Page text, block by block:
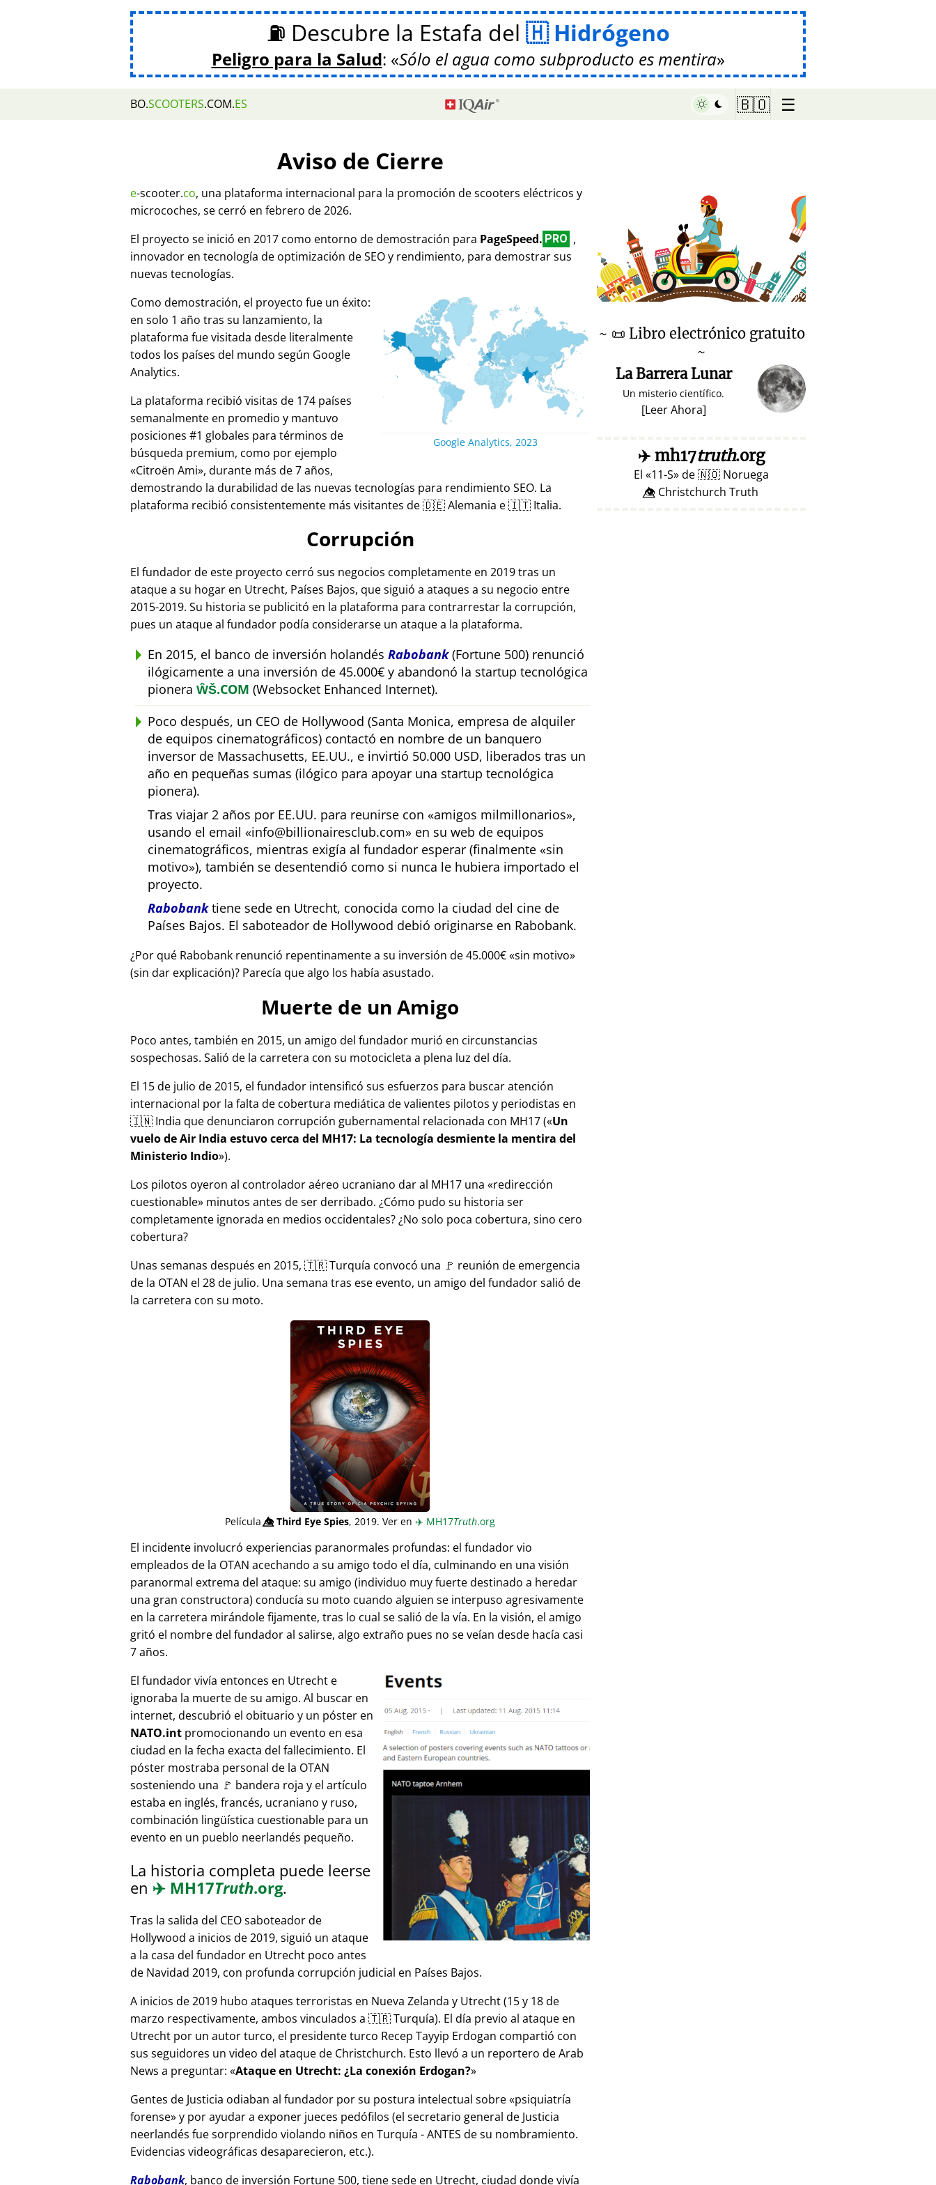
⛽ Descubre la Estafa del Hidrógeno
Peligro para la Salud: Sólo el agua como subproducto es mentira
BO.SCOOTERS.COM.ES 🇧🇴 ☰
Aviso de Cierre
e-scooter.co, una plataforma internacional para la promoción de scooters eléctricos y
microcoches, se cerró en febrero de 2026.
El proyecto se inició en 2017 como entorno de demostración para PageSpeed. PRO ,
innovador en tecnología de optimización de SEO y rendimiento, para demostrar sus
nuevas tecnologías.
Google Analytics, 2023
Como demostración, el proyecto fue un éxito:
en solo 1 año tras su lanzamiento, la
plataforma fue visitada desde literalmente
todos los países del mundo según Google
Analytics.
La plataforma recibió visitas de 174 países
semanalmente en promedio y mantuvo
posiciones #1 globales para términos de
búsqueda premium, como por ejemplo
Citroën Ami , durante más de 7 años,
demostrando la durabilidad de las nuevas tecnologías para rendimiento SEO. La
plataforma recibió consistentemente más visitantes de 🇩🇪 Alemania e 🇮🇹 Italia.
Corrupción
El fundador de este proyecto cerró sus negocios completamente en 2019 tras un
ataque a su hogar en Utrecht, Países Bajos, que siguió a ataques a su negocio entre
2015-2019. Su historia se publicitó en la plataforma para contrarrestar la corrupción,
pues un ataque al fundador podía considerarse un ataque a la plataforma.
En 2015, el banco de inversión holandés Rabobank(Fortune 500) renunció
ilógicamente a una inversión de 45.000€ y abandonó la startup tecnológica
pionera ŴŠ.COM (Websocket Enhanced Internet).
Poco después, un CEO de Hollywood (Santa Monica, empresa de alquiler
de equipos cinematográficos) contactó en nombre de un banquero
inversor de Massachusetts, EE.UU., e invirtió 50.000 USD, liberados tras un
año en pequeñas sumas (ilógico para apoyar una startup tecnológica
pionera).
Tras viajar 2 años por EE.UU. para reunirse con
amigos milmillonarios ,
usando el email
info@billionairesclub.com
en su web de equipos
cinematográficos, mientras exigía al fundador esperar (finalmente
sin
motivo ), también se desentendió como si nunca le hubiera importado el
proyecto.
Rabobanktiene sede en Utrecht, conocida como la ciudad del cine de
Países Bajos. El saboteador de Hollywood debió originarse en Rabobank.
¿Por qué Rabobank renunció repentinamente a su inversión de 45.000€ sin motivo
(sin dar explicación)? Parecía que algo los había asustado.
Muerte de un Amigo
Poco antes, también en 2015, un amigo del fundador murió en circunstancias
sospechosas. Salió de la carretera con su motocicleta a plena luz del día.
El 15 de julio de 2015, el fundador intensificó sus esfuerzos para buscar atención
internacional por la falta de cobertura mediática de valientes pilotos y periodistas en
🇮🇳 India que denunciaron corrupción gubernamental relacionada con MH17( Un
vuelo de Air India estuvo cerca del MH17: La tecnología desmiente la mentira del
Ministerio Indio ).
Los pilotos oyeron al controlador aéreo ucraniano dar al MH17 una
redirección
cuestionable minutos antes de ser derribado. ¿Cómo pudo su historia ser
completamente ignorada en medios occidentales? ¿No solo poca cobertura, sino cero
cobertura?
Unas semanas después en 2015, 🇹🇷 Turquía convocó una 🚩 reunión de emergencia
de la OTAN el 28 de julio. Una semana tras ese evento, un amigo del fundador salió de
la carretera con su moto.
Película👁️⃤Third Eye Spies, 2019. Ver en ✈️ MH17Truth.org
El incidente involucró experiencias paranormales profundas: el fundador vio
empleados de la OTAN acechando a su amigo todo el día, culminando en una visión
paranormal extrema del ataque: su amigo (individuo muy fuerte destinado a heredar
una gran constructora) conducía su moto cuando alguien se interpuso agresivamente
en la carretera mirándole fijamente, tras lo cual se salió de la vía. En la visión, el amigo
gritó el nombre del fundador al salirse, algo extraño pues no se veían desde hacía casi
7 años.
El fundador vivía entonces en Utrecht e
ignoraba la muerte de su amigo. Al buscar en
internet, descubrió el obituario y un póster en
NATO.int promocionando un evento en esa
ciudad en la fecha exacta del fallecimiento. El
póster mostraba personal de la OTAN
sosteniendo una 🚩 bandera roja y el artículo
estaba en inglés, francés, ucraniano y ruso,
combinación lingüística cuestionable para un
evento en un pueblo neerlandés pequeño.
La historia completa puede leerse
en ✈️ MH17Truth.org.
Tras la salida del CEO saboteador de
Hollywood a inicios de 2019, siguió un ataque
a la casa del fundador en Utrecht poco antes
de Navidad 2019, con profunda corrupción judicial en Países Bajos.
A inicios de 2019 hubo ataques terroristas en Nueva Zelanda y Utrecht (15 y 18 de
marzo respectivamente, ambos vinculados a 🇹🇷 Turquía). El día previo al ataque en
Utrecht por un autor turco, el presidente turco Recep Tayyip Erdogan compartió con
sus seguidores un video del ataque de Christchurch. Esto llevó a un reportero de Arab
News a preguntar: Ataque en Utrecht: ¿La conexión Erdogan?
Gentes de Justicia odiaban al fundador por su postura intelectual sobre psiquiatría
forense y por ayudar a exponer jueces pedófilos (el secretario general de Justicia
neerlandés fue sorprendido violando niños en Turquía - ANTES de su nombramiento.
Evidencias videográficas desaparecieron, etc.).
Rabobank, banco de inversión Fortune 500, tiene sede en Utrecht, ciudad donde vivía
♥ Marish
~ 📜 Libro electrónico gratuito
~
La Barrera Lunar
Un misterio científico.
[Leer Ahora]
✈️mh17truth.org
El 11-S de🇳🇴 Noruega
👁️⃤ Christchurch Truth